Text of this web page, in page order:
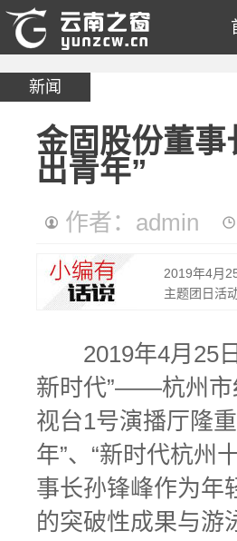
新闻
金固股份董事
出青年”
作者：admin
2019年4月
主题团日活
2019年4月25日
新时代”——杭州市
视台1号演播厅隆
年”、“新时代杭州
事长孙锋峰作为年
的突破性成果与游